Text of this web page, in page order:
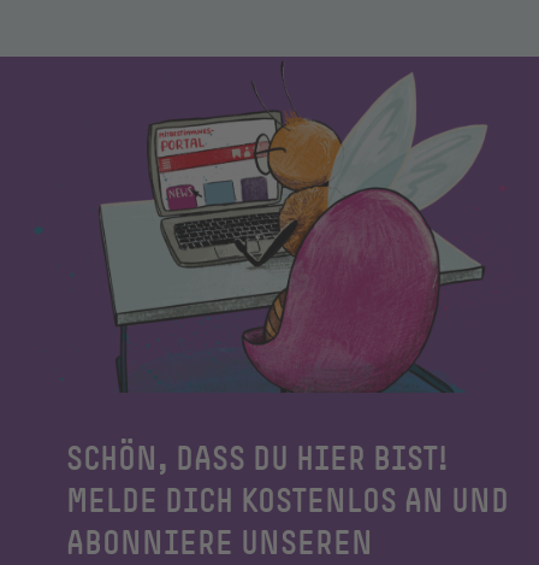
SCHÖN, DASS DU HIER BIST!
MELDE DICH KOSTENLOS AN UND
ABONNIERE UNSEREN